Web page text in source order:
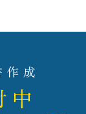
成
中